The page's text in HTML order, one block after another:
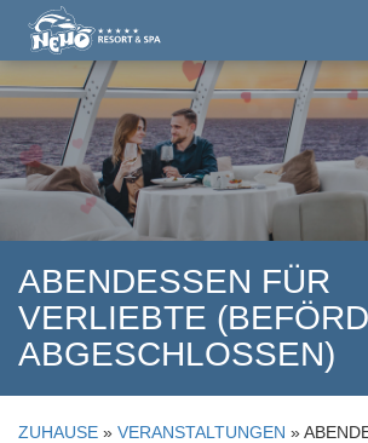
ABENDESSEN FÜR
VERLIEBTE
ABGESCHLOSSEN)
ZUHAUSE » VERANSTALTUNGEN »